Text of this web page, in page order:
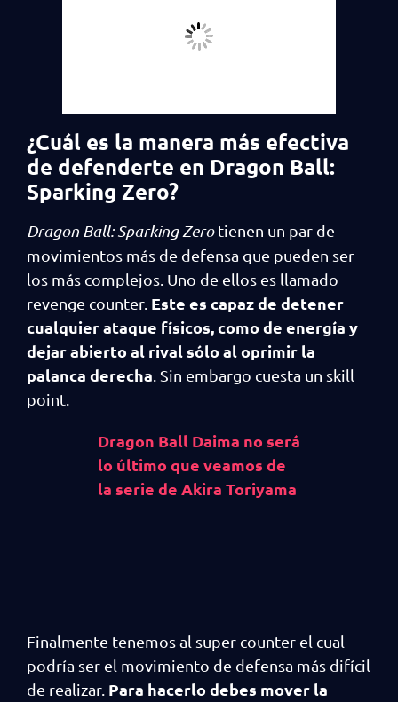
¿Cuál es la manera más efectiva
de defenderte en Dragon Ball:
Sparking Zero?
Dragon Ball: Sparking Zerotienen un par de
movimientos más de defensa que pueden ser
los más complejos. Uno de ellos es llamado
revenge counter. Este es capaz de detener
cualquier ataque físicos, como de energía y
dejar abierto al rival sólo al oprimir la
palanca derecha . Sin embargo cuesta un skill
point.
Dragon Ball Daima no será
lo último que veamos de
la serie de Akira Toriyama
Finalmente tenemos al super counter el cual
podría ser el movimiento de defensa más difícil
de realizar. Para hacerlo debes mover la